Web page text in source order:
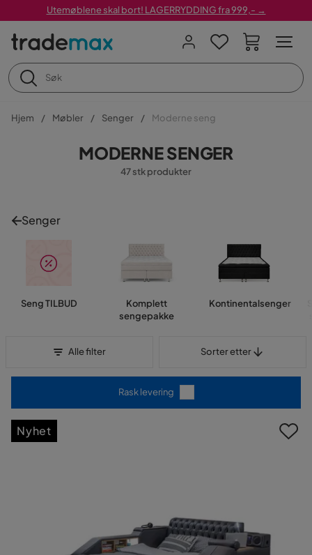
Utemøblene skal bort! LAGERRYDDING fra 999,- →
Hjem Møbler Senger Moderne seng
MODERNE SENGER
47 stk produkter
Senger
Seng TILBUD
Komplett
sengepakke
Kontinentalsenger
Alle filter Sorter etter
Rask levering
Nyhet